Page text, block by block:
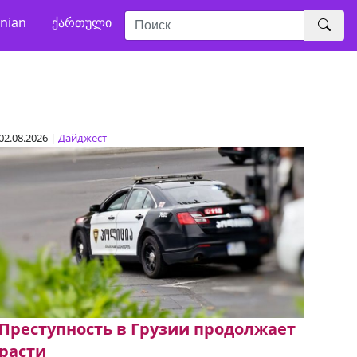
ქართული
| Дайджест
Преступность в Грузии продолжает
расти